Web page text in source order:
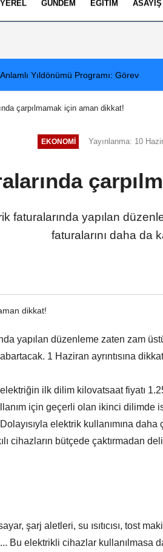
YEREL GÜNDEM EĞITIM ASAYIŞ
Yıldönümü Programı: Görevde 1.
çarpılmamak için aman dikkat!
EKONOMI Yayınlanma: 10
faturalarında yapılan
faturalarını daha da
yapılan düzenleme zaten zam
1 Haziran ayrıntısına
ilk dilim kilovatsaat fiyatı
için geçerli olan ikinci dilimde
elektrik kullanımına daha
cihazların bütçede çaktırmadan delik
şarj aletleri, su ısıtıcısı, tost
Bu elektrikli cihazlar kullanılmasa